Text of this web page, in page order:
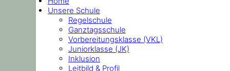
Unsere Schule
Regelschule
Ganztagsschule
Vorbereitungsklasse (VKL)
Juniorklasse (JK)
Inklusion
Leitbild & Profil